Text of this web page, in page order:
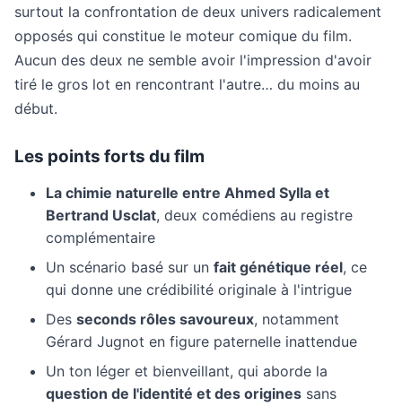
surtout la confrontation de deux univers radicalement
opposés qui constitue le moteur comique du film.
Aucun des deux ne semble avoir l'impression d'avoir
tiré le gros lot en rencontrant l'autre… du moins au
début.
Les points forts du film
La chimie naturelle entre Ahmed Sylla et
Bertrand Usclat, deux comédiens au registre
complémentaire
Un scénario basé sur un fait génétique réel, ce
qui donne une crédibilité originale à l'intrigue
Des seconds rôles savoureux, notamment
Gérard Jugnot en figure paternelle inattendue
Un ton léger et bienveillant, qui aborde la
question de l'identité et des origines sans